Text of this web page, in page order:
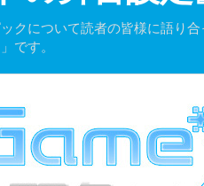
クについて読者の皆様に語り
です。